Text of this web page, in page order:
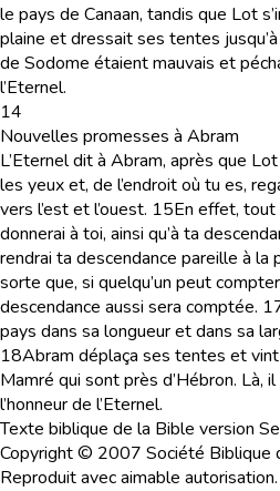
le pays de Canaan, tandis que Lot
plaine et dressait ses tentes
de Sodome étaient mauvais et
l’Eternel.
14
Nouvelles promesses à Abram
L’Eternel dit à Abram, après que
les yeux et, de l’endroit où tu es,
vers l’est et l’ouest. 15En effet,
donnerai à toi, ainsi qu’à ta
rendrai ta descendance pareille à la
sorte que, si quelqu’un peut
descendance aussi sera comptée.
pays dans sa longueur et dans sa
18Abram déplaça ses tentes et
Mamré qui sont près d’Hébron. Là,
l’honneur de l’Eternel.
Texte biblique de la Bible version
Copyright © 2007 Société Biblique
Reproduit avec aimable